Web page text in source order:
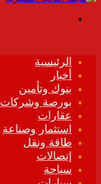
الرئيسية
أخبار
بنوك وتأمين
بورصة وشركات
عقارات
استثمار وصناعة
طاقة ونقل
إتصالات
سياحة